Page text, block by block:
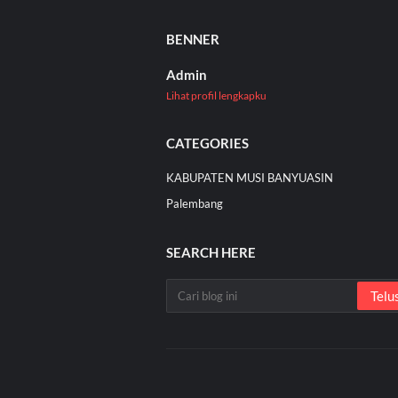
BENNER
Admin
Lihat profil lengkapku
CATEGORIES
KABUPATEN MUSI BANYUASIN
Palembang
SEARCH HERE